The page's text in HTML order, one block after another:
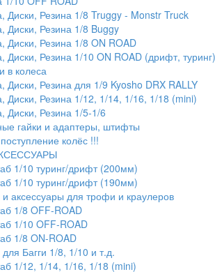
Диски, Резина 1/8 Truggy - Monstr Truck
Диски, Резина 1/8 Buggy
Диски, Резина 1/8 ON ROAD
Диски, Резина 1/10 ON ROAD (дрифт, туринг)
в колеса
Диски, Резина для 1/9 Kyosho DRX RALLY
Диски, Резина 1/12, 1/14, 1/16, 1/18 (mini)
Диски, Резина 1/5-1/6
гайки и адаптеры, штифты
колёс !!!
1/10 туринг/дрифт (200мм)
1/10 туринг/дрифт (190мм)
и аксессуары для трофи и краулеров
1/8 OFF-ROAD
1/10 OFF-ROAD
1/8 ON-ROAD
для Багги 1/8, 1/10 и т.д.
1/12, 1/14, 1/16, 1/18 (mini)